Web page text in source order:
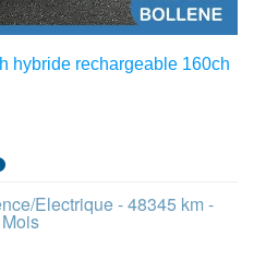
hybride rechargeable 160ch
Electrique - 48345 km -